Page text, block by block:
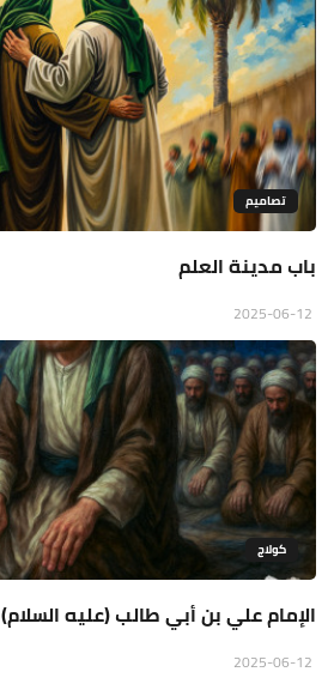
تصاميم
باب مدينة العلم
كولاج
الإمام علي بن أبي طالب (عليه السلام)